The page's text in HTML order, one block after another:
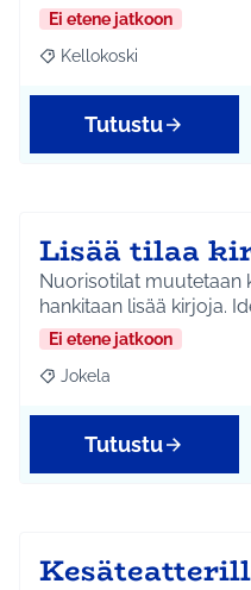
Ei etene jatkoon
Rajaa tulokset aihepiirin
Kellokoski
Tutustu
Lisää tilaa
Nuorisotilat muutetaan
Ei etene jatkoon
Rajaa tulokset aihepiirin
Jokela
Tutustu